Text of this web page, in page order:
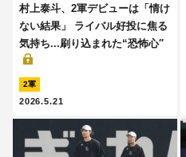
村上泰斗、2軍デビューは「情け
ない結果」 ライバル好投に焦る
気持ち...刷り込まれた“恐怖心′′
2軍
2026.5.21